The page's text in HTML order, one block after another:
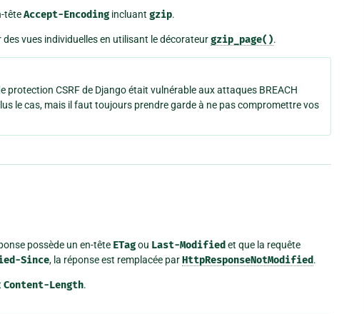
têteAccept-Encoding incluant gzip.
vues individuelles en utilisant le décorateurgzip_page().
protection CSRF de Django était vulnérable aux attaques BREACH
le cas, mais il faut toujours prendre garde à ne pas compromettre vos
possède un en-tête ETagou Last-Modified et que la requête
Since, la réponse est remplacée parHttpResponseNotModified.
Content-Length.